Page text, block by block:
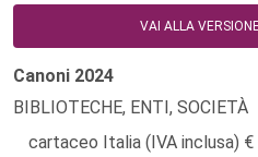
VAI ALLA
Canoni 2024
BIBLIOTECHE, ENTI, SOCIETÀ
cartaceo Italia (IVA inclusa)